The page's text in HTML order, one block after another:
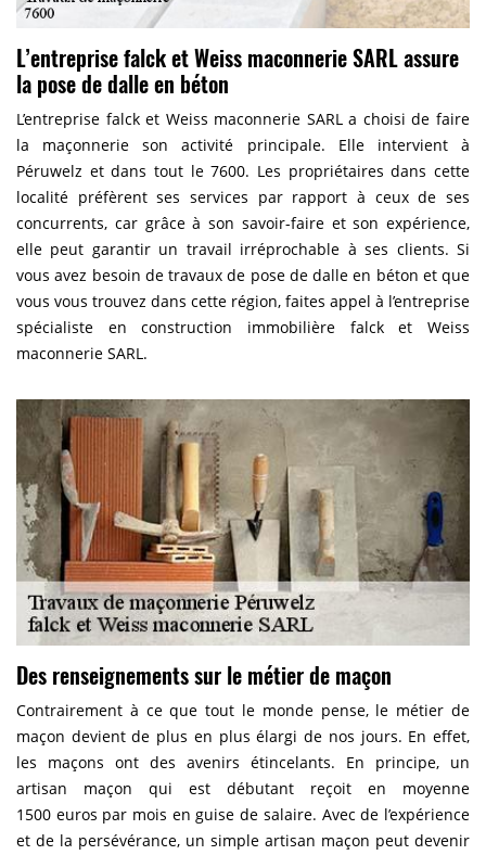
L’entreprise falck et Weiss maconnerie SARL assure
la pose de dalle en béton
L’entreprise falck et Weiss maconnerie SARL a choisi de faire
la maçonnerie son activité principale. Elle intervient à
Péruwelz et dans tout le 7600. Les propriétaires dans cette
localité préfèrent ses services par rapport à ceux de ses
concurrents, car grâce à son savoir-faire et son expérience,
elle peut garantir un travail irréprochable à ses clients. Si
vous avez besoin de travaux de pose de dalle en béton et que
vous vous trouvez dans cette région, faites appel à l’entreprise
spécialiste en construction immobilière falck et Weiss
maconnerie SARL.
Des renseignements sur le métier de maçon
Contrairement à ce que tout le monde pense, le métier de
maçon devient de plus en plus élargi de nos jours. En effet,
les maçons ont des avenirs étincelants. En principe, un
artisan maçon qui est débutant reçoit en moyenne
1500 euros par mois en guise de salaire. Avec de l’expérience
et de la persévérance, un simple artisan maçon peut devenir